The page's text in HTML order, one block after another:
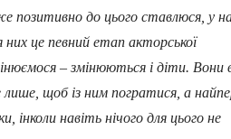
позитивно до цього ставлюся, у
це певний етап акторської
– змінюються і діти. Вони
щоб із ним погратися, а
навіть нічого для цього не